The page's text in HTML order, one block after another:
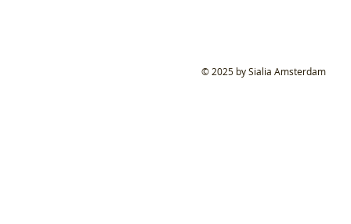
© 2025 by Sialia Amsterdam